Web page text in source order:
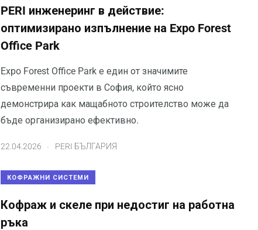
PERI инженеринг в действие:
оптимизирано изпълнение на Expo Forest
Office Park
Expo Forest Office Park е един от значимите
съвременни проекти в София, който ясно
демонстрира как мащабното строителство може да
бъде организирано ефективно.
22.04.2026 PERI БЪЛГАРИЯ
КОФРАЖНИ СИСТЕМИ
Кофраж и скеле при недостиг на работна
ръка